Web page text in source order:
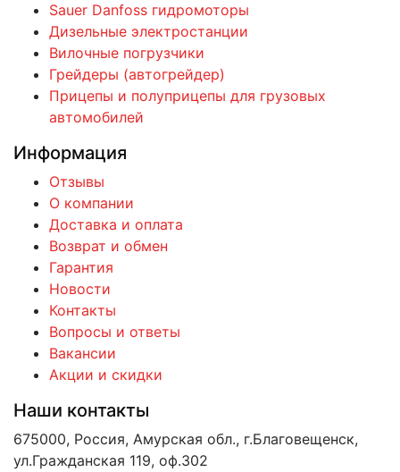
Sauer Danfoss гидромоторы
Дизельные электростанции
Вилочные погрузчики
Грейдеры (автогрейдер)
Прицепы и полуприцепы для грузовых
автомобилей
Информация
Отзывы
О компании
Доставка и оплата
Возврат и обмен
Гарантия
Новости
Контакты
Вопросы и ответы
Вакансии
Акции и скидки
Наши контакты
675000, Россия, Амурская обл., г.Благовещенск,
ул.Гражданская 119, оф.302